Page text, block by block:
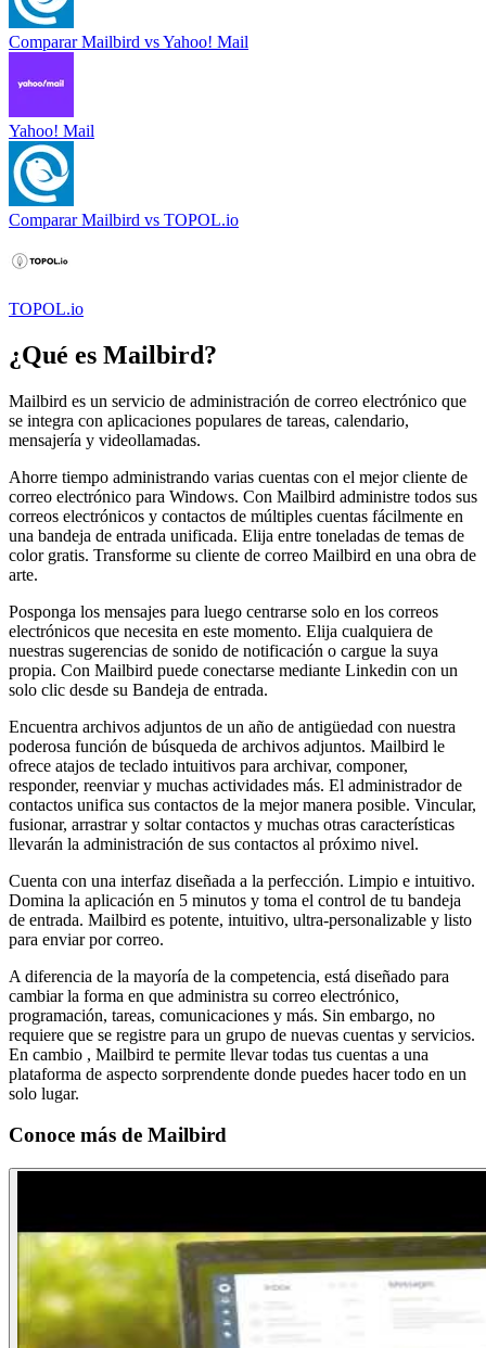
Comparar Mailbird vsYahoo! Mail
Yahoo! Mail
Comparar Mailbird vs TOPOL.io
TOPOL.io
¿Qué es Mailbird?
Mailbird es un servicio de administración de correo electrónico que
se integra con aplicaciones populares de tareas, calendario,
mensajería y videollamadas.
Ahorre tiempo administrando varias cuentas con el mejor cliente de
correo electrónico para Windows. Con Mailbird administre todos sus
correos electrónicos y contactos de múltiples cuentas fácilmente en
una bandeja de entrada unificada. Elija entre toneladas de temas de
color gratis. Transforme su cliente de correo Mailbird en una obra de
arte.
Posponga los mensajes para luego centrarse solo en los correos
electrónicos que necesita en este momento. Elija cualquiera de
nuestras sugerencias de sonido de notificación o cargue la suya
propia. Con Mailbird puede conectarse mediante Linkedin con un
solo clic desde su Bandeja de entrada.
Encuentra archivos adjuntos de un año de antigüedad con nuestra
poderosa función de búsqueda de archivos adjuntos. Mailbird le
ofrece atajos de teclado intuitivos para archivar, componer,
responder, reenviar y muchas actividades más. El administrador de
contactos unifica sus contactos de la mejor manera posible. Vincular,
fusionar, arrastrar y soltar contactos y muchas otras características
llevarán la administración de sus contactos al próximo nivel.
Cuenta con una interfaz diseñada a la perfección. Limpio e intuitivo.
Domina la aplicación en 5 minutos y toma el control de tu bandeja
de entrada. Mailbird es potente, intuitivo, ultra-personalizable y listo
para enviar por correo.
A diferencia de la mayoría de la competencia, está diseñado para
cambiar la forma en que administra su correo electrónico,
programación, tareas, comunicaciones y más. Sin embargo, no
requiere que se registre para un grupo de nuevas cuentas y servicios.
En cambio , Mailbird te permite llevar todas tus cuentas a una
plataforma de aspecto sorprendente donde puedes hacer todo en un
solo lugar.
Conoce más de Mailbird